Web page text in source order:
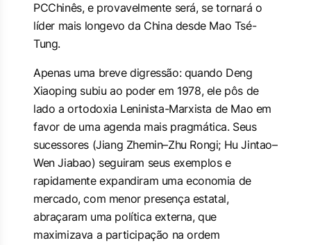
PCChinês, e provavelmente será, se tornará o
líder mais longevo da China desde Mao Tsé-
Tung.
Apenas uma breve digressão: quando Deng
Xiaoping subiu ao poder em 1978, ele pôs de
lado a ortodoxia Leninista-Marxista de Mao em
favor de uma agenda mais pragmática. Seus
sucessores (Jiang Zhemin–Zhu Rongi; Hu Jintao–
Wen Jiabao) seguiram seus exemplos e
rapidamente expandiram uma economia de
mercado, com menor presença estatal,
abraçaram uma política externa, que
maximizava a participação na ordem